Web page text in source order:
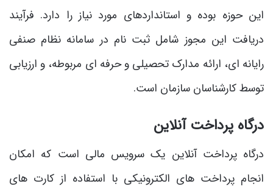
این حوزه بوده و استانداردهای مورد نیاز را دارد. فرآیند
دریافت این مجوز شامل ثبت ‌نام در سامانه نظام صنفی
رایانه ‌ای، ارائه مدارک تحصیلی و حرفه ‌ای مربوطه، و ارزیابی
توسط کارشناسان سازمان است.
درگاه پرداخت آنلاین
درگاه پرداخت آنلاین یک سرویس مالی است که امکان
انجام پرداخت ‌های الکترونیکی با استفاده از کارت‌ های